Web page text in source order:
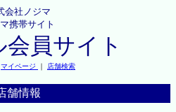
会社ノジマ
携帯サイト
員サイト
マイページ ｜ 店舗検索
舗情報